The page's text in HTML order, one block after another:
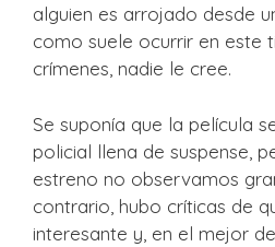
alguien es arrojado desde
como suele ocurrir en este
crímenes, nadie le cree.
Se suponía que la película
policial llena de suspense,
estreno no observamos
contrario, hubo críticas de
interesante y, en el mejor